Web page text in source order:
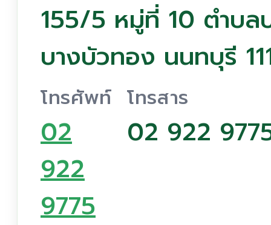
155/5 หมู่ที่ 10 ตำบ
บางบัวทอง นนทบุรี
โทรศัพท์
02
922
9775
โทรสาร
02 922